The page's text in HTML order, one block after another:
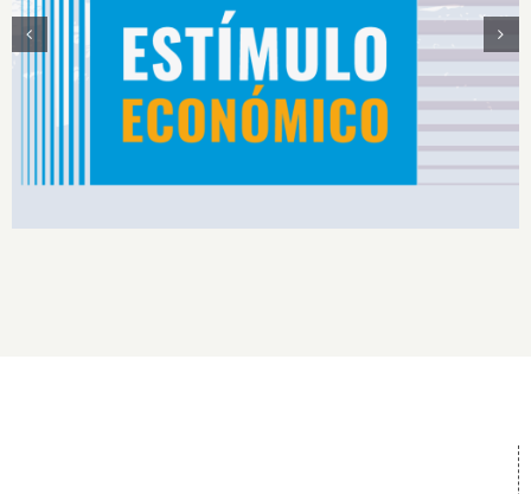
Estímulos Económicos para Deportistas de Alto
Rendimiento IS2026